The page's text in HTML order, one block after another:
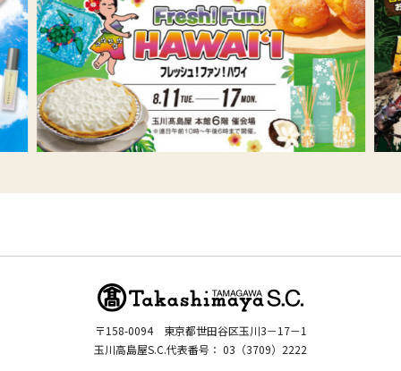
〒158-0094 東京都世田谷区玉川3－17－1
玉川高島屋S.C.代表番号： 03（3709）2222